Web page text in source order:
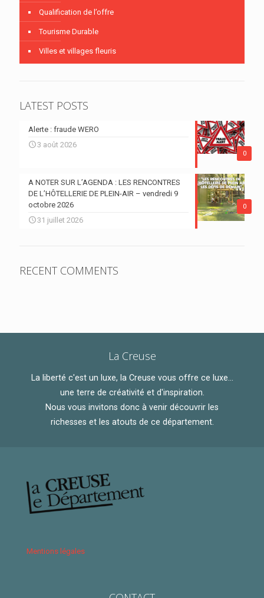
Qualification de l’offre
Tourisme Durable
Villes et villages fleuris
LATEST POSTS
0
Alerte : fraude WERO
3 août 2026
0
A NOTER SUR L’AGENDA : LES RENCONTRES
DE L’HÔTELLERIE DE PLEIN-AIR – vendredi 9
octobre 2026
31 juillet 2026
RECENT COMMENTS
La Creuse
La liberté c'est un luxe, la Creuse vous offre ce luxe...
une terre de créativité et d'inspiration.
Nous vous invitons donc à venir découvrir les
richesses et les atouts de ce département.
Mentions légales